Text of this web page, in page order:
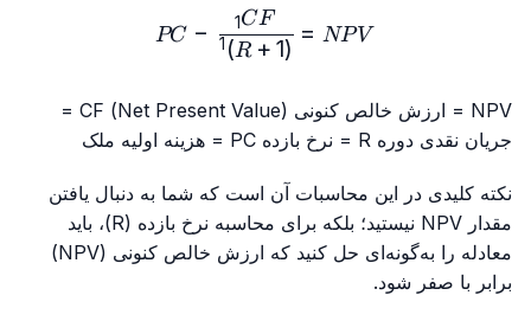
+ R)^1} - PC NPV
=
(
1
+
R
)
1
CF
1
−
PC
NPV = ارزش خالص کنونی (Net Present Value) CF =
جریان نقدی دوره R = نرخ بازده PC = هزینه اولیه ملک
نکته کلیدی در این محاسبات آن است که شما به دنبال یافتن
مقدار NPV نیستید؛ بلکه برای محاسبه نرخ بازده (R)، باید
معادله را به‌گونه‌ای حل کنید که ارزش خالص کنونی (NPV)
برابر با صفر شود.